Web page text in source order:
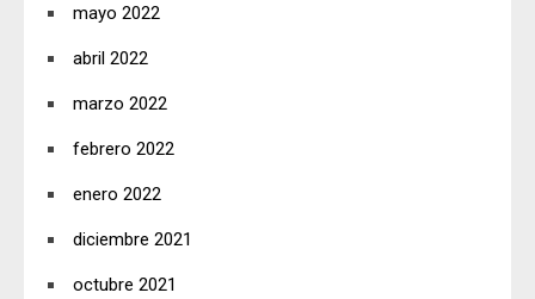
mayo 2022
abril 2022
marzo 2022
febrero 2022
enero 2022
diciembre 2021
octubre 2021